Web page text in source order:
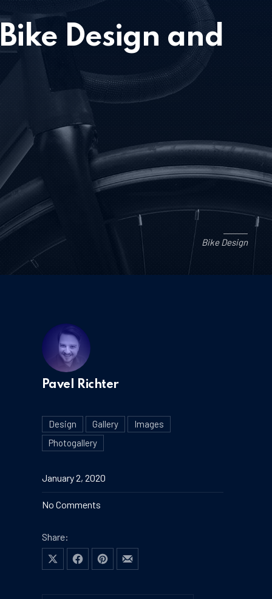
Bike Design
Design and
Pavel Richter
Design Gallery
Images
Photogallery
January 2, 2020
No Commentson Five Facts That Nobody Told About
Share:
Share on XShare on Facebook
Share on Pinterest
Share by Email